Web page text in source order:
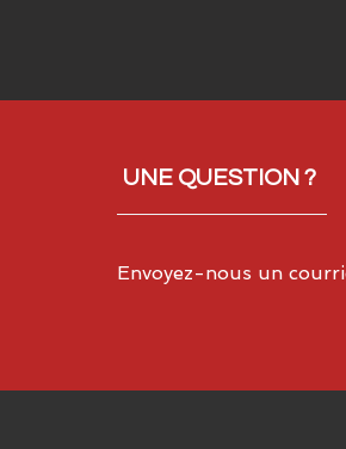
UNE QUESTION ?
Envoyez-nous un